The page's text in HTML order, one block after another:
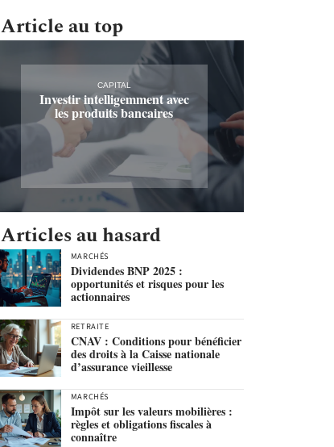
Article au top
CAPITAL
Investir intelligemment avec
les produits bancaires
Articles au hasard
MARCHÉS
Dividendes BNP 2025 :
opportunités et risques pour les
actionnaires
RETRAITE
CNAV : Conditions pour bénéficier
des droits à la Caisse nationale
d’assurance vieillesse
MARCHÉS
Impôt sur les valeurs mobilières :
règles et obligations fiscales à
connaître